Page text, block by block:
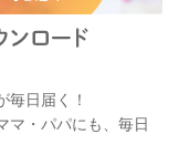
毎日届く！
マ・パパにも、毎日